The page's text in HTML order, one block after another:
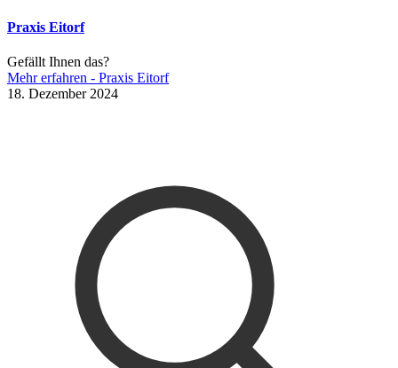
Praxis Eitorf
Gefällt Ihnen das?
Mehr erfahren - Praxis Eitorf
18. Dezember 2024